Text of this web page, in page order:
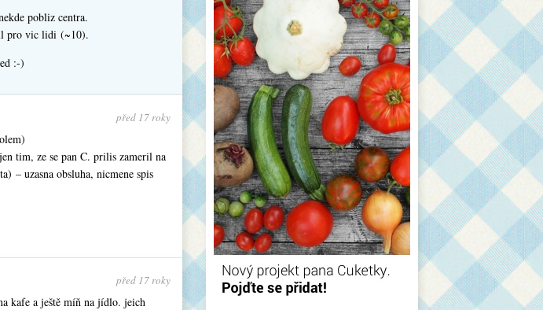
pobliz centra.
pro vic lidi (~10).
:-)
před 17 roky
tim, ze se pan C. prilis zameril na
– uzasna obsluha, nicmene spis
před 17 roky
kafe a ještě míň na jídlo. jeich